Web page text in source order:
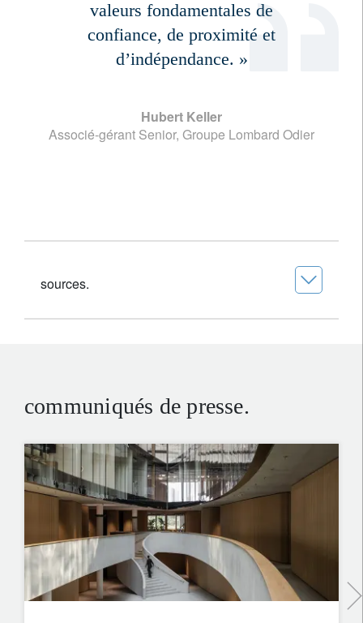
valeurs fondamentales de
confiance, de proximité et
d’indépendance. »
Hubert Keller
Associé-gérant Senior, Groupe Lombard Odier
sources.
communiqués de presse.